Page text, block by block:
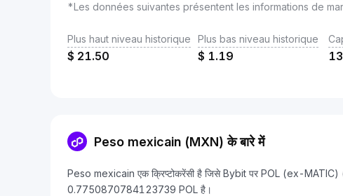
*Les données suivantes présentent les informations de
Plus haut niveau historique
$ 21.50
Plus bas niveau historique
$ 1.19
Peso mexicain (MXN) के बारे में
Peso mexicain एक क्रिप्टोकरेंसी है जिसे Bybit पर POL (ex-MATIC)
0.7750870784123739 POL है।